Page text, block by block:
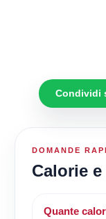
Condividi
DOMANDE
Calorie
Quante